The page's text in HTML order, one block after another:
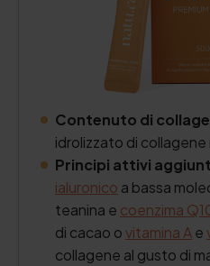
Contenuto di
idrolizzato di
Principi attivi
ialuronico a bassa
teanina e coenzima
di cacao ovitamina Ae
collagene al gusto di